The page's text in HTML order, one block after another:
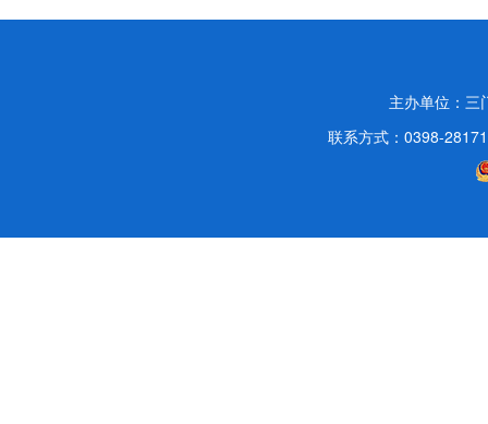
主办单位：
联系方式：0398-